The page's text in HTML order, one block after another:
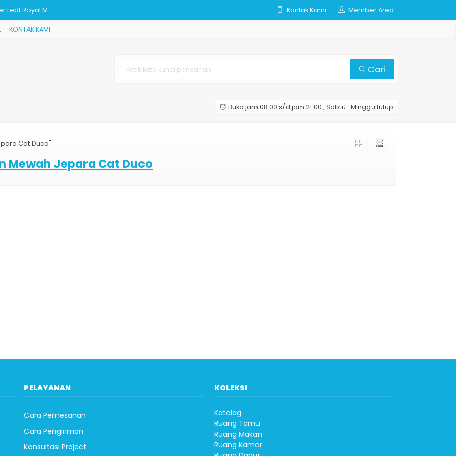
Leaf Royal M
Mewah Jat
Leaf Mewah
Kontak Kami Member Area
KONTAK KAMI
Cari
Buka jam 08.00 s/d jam 21.00 , Sabtu- Minggu tutup
Cat Duco"
Mewah Jepara Cat Duco
PELAYANAN
Cara Pemesanan
Cara Pengiriman
Konsultasi Project
KOLEKSI
Katalog
Ruang Tamu
Ruang Makan
Ruang Kamar